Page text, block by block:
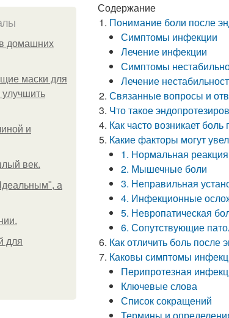
домашних
маски для
улучшить
и
век.
а
для
Содержание
Понимание боли после
Симптомы инфекции
Лечение инфекции
Симптомы
Лечение
Связанные вопросы и
Что такое
Как часто возникает
Какие факторы могут
1. Нормальная
2. Мышечные боли
3. Неправильная
4. Инфекционные
5. Невропатическая
6. Сопутствующие
Как отличить боль после
Каковы симптомы
Перипротезная
Ключевые слова
Список сокращений